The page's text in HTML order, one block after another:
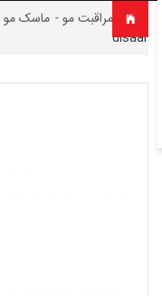
خانه مراقبت مو - ماسک مو
disaar